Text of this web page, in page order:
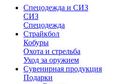
Спецодежда и СИЗ
СИЗ
Спецодежда
Страйкбол
Кобуры
Охота и стрельба
Уход за оружием
Сувенирная продукция
Подарки